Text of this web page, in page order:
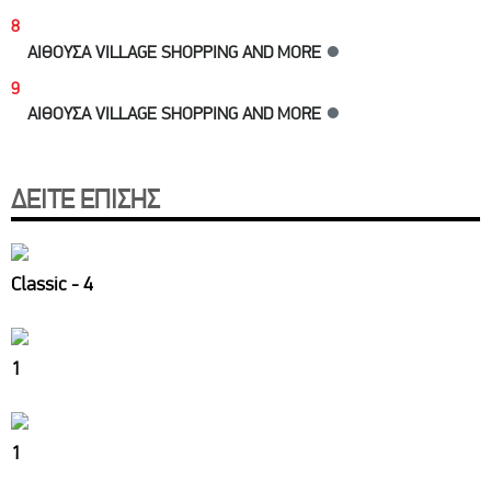
8
ΑΙΘΟΥΣΑ VILLAGE SHOPPING AND MORE ●
9
ΑΙΘΟΥΣΑ VILLAGE SHOPPING AND MORE ●
ΔΕΙΤΕ ΕΠΙΣΗΣ
Classic - 4
1
1